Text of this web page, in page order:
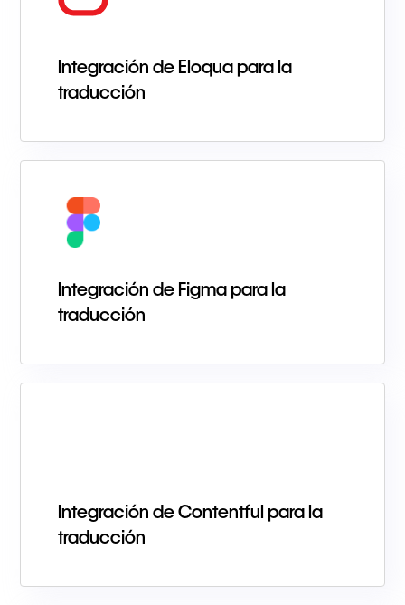
Integración de Eloqua para la
traducción
Integración de Figma para la
traducción
Integración de Contentful para la
traducción